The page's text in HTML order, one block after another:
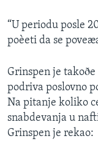
“U periodu posle
poèeti da se
Grinspen je
podriva poslovno
Na pitanje koliko
snabdevanja u
Grinspen je rekao: